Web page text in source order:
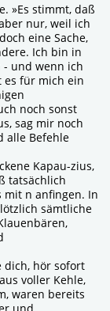
»Es stimmt, daß
nur, weil ich
eine Sache,
Ich bin in
- und wenn ich
es für mich ein
noch sonst
sag mir noch
alle Befehle
Kapau-zius,
tatsächlich
mit n anfingen. In
sämtliche
dich, hör sofort
voller Kehle,
waren bereits
und